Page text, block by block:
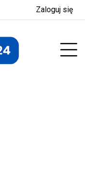
Zaloguj się